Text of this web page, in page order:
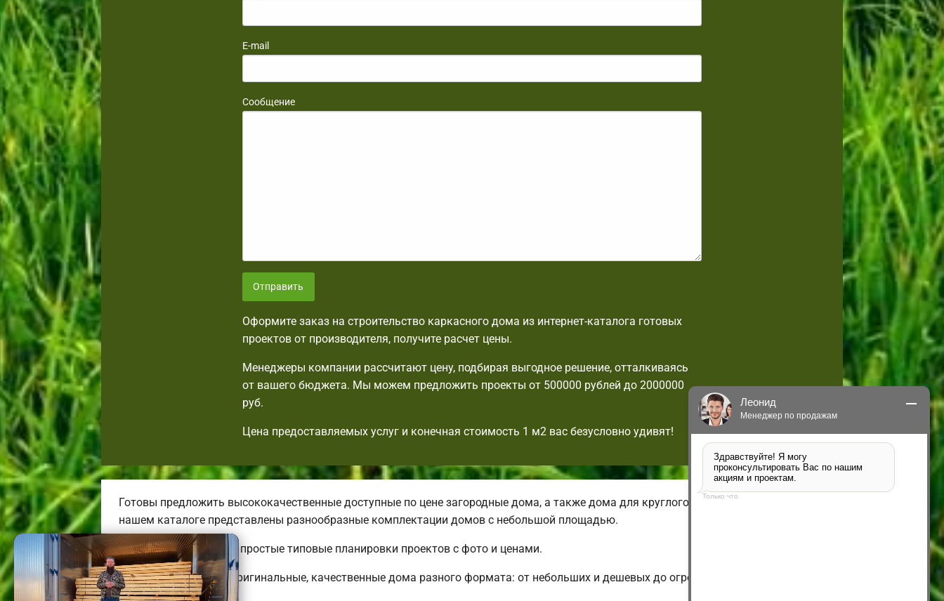
E-mail
Сообщение
Отправить
Оформите заказ на строительство каркасного дома из интернет-каталога готовых
проектов от производителя, получите расчет цены.
Менеджеры компании рассчитают цену, подбирая выгодное решение, отталкиваясь
от вашего бюджета. Мы можем предложить проекты от 500000 рублей до 2000000
руб.
Цена предоставляемых услуг и конечная стоимость 1 м2 вас безусловно удивят!
Готовы предложить высококачественные доступные по цене загородные дома, а также дома для круглогодичного проживания. В
нашем каталоге представлены разнообразные комплектации домов с небольшой площадью.
Тут вы всегда найдете простые типовые планировки проектов с фото и ценами.
Строим практичные, оригинальные, качественные дома разного формата: от небольших и дешевых до огромных коттеджей.
Леонид
Менеджер по продажам
Здравствуйте! Я могу
проконсультировать Вас по нашим
акциям и проектам.
Только что